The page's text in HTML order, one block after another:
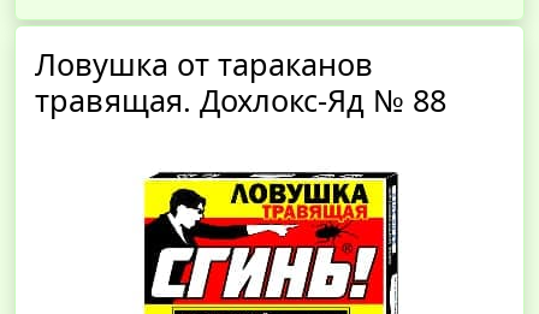
Ловушка от тараканов
травящая. Дохлокс-Яд № 88